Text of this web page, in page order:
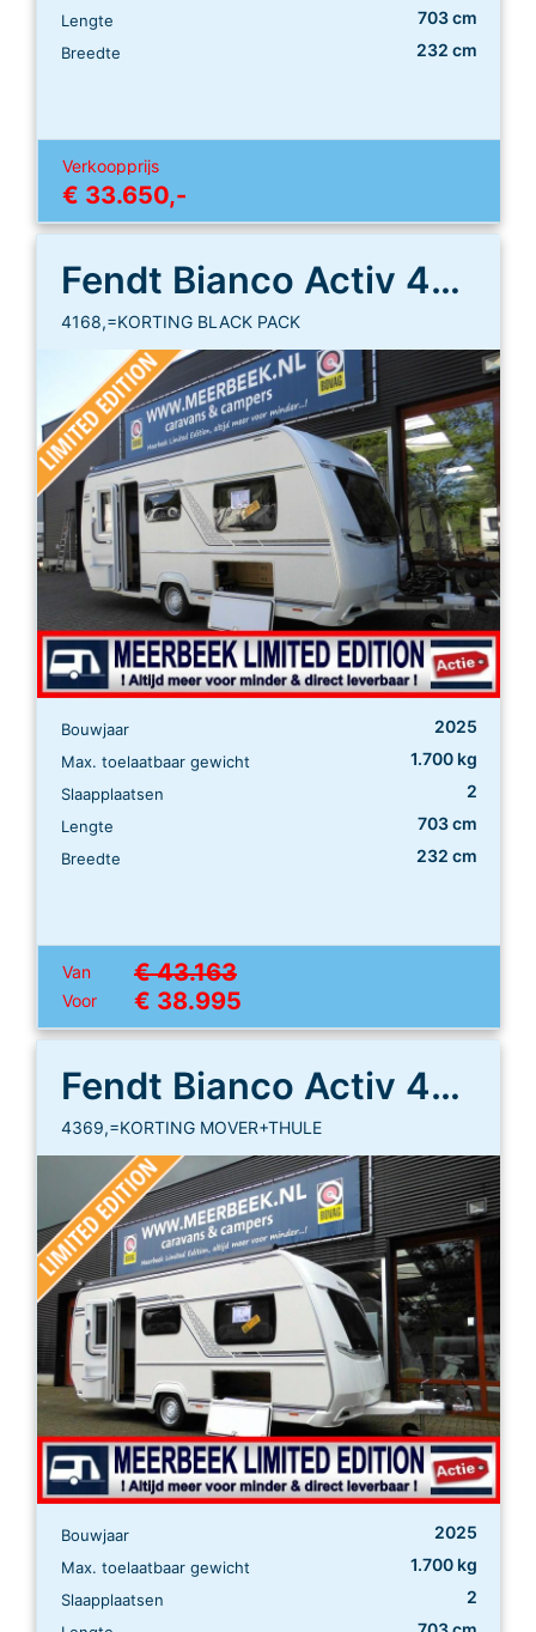
Lengte 703 cm
Breedte 232 cm
Verkoopprijs
€ 33.650,-
Fendt Bianco Activ 465 SGE
4168,=KORTING BLACK PACK
Bouwjaar 2025
Max. toelaatbaar gewicht 1.700 kg
Slaapplaatsen 2
Lengte 703 cm
Breedte 232 cm
Van € 43.163
Voor € 38.995
Fendt Bianco Activ 465 SGE
4369,=KORTING MOVER+THULE
Bouwjaar 2025
Max. toelaatbaar gewicht 1.700 kg
Slaapplaatsen 2